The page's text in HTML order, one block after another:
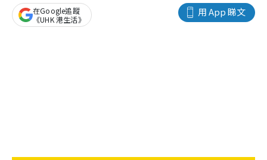
用 App 睇文
在Google追蹤
《UHK 港生活》